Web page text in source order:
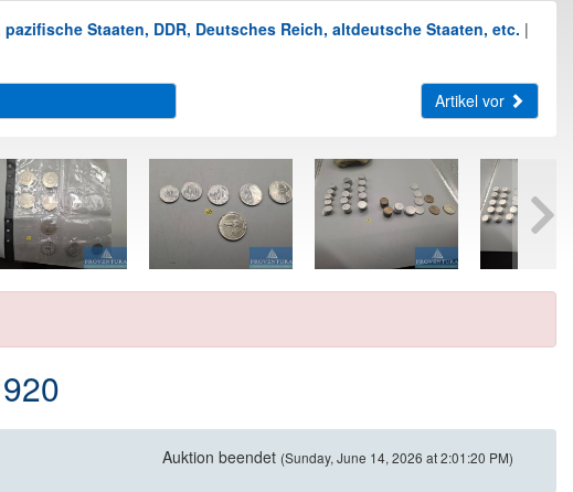
Staaten, DDR, Deutsches Reich, altdeutsche Staaten, etc. |
Artikel vor
Auktion beendet (Sunday, June 14, 2026 at 2:01:20 PM)